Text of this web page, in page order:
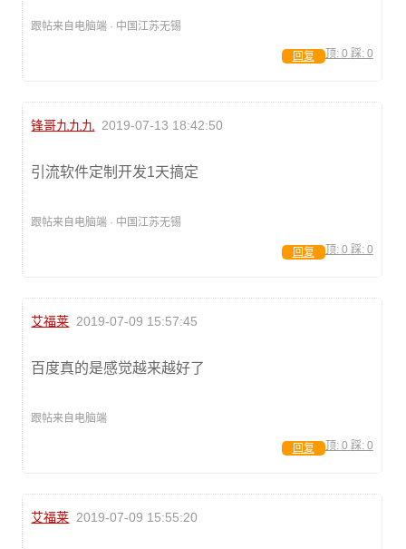
跟帖来自电脑端 · 中国江苏无锡
顶: 0 踩: 0
回复
锋哥九九九 2019-07-13 18:42:50
引流软件定制开发1天搞定
跟帖来自电脑端 · 中国江苏无锡
顶: 0 踩: 0
回复
艾福莱 2019-07-09 15:57:45
百度真的是感觉越来越好了
跟帖来自电脑端
顶: 0 踩: 0
回复
艾福莱 2019-07-09 15:55:20